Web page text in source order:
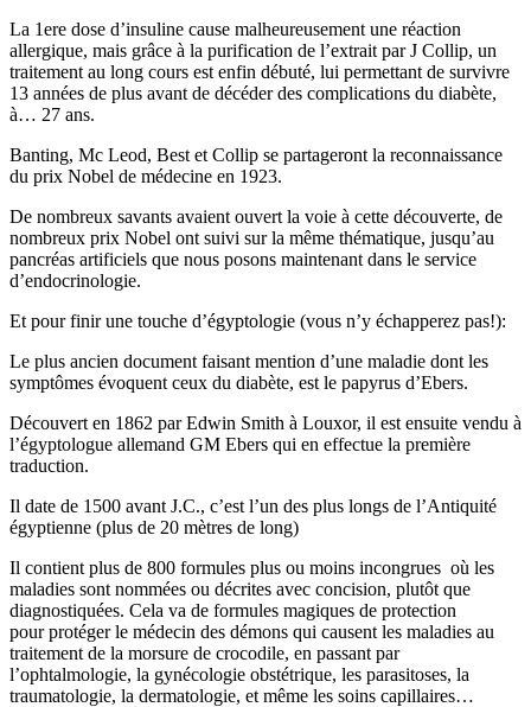
La 1ere dose d’insuline cause malheureusement une réaction
allergique, mais grâce à la purification de l’extrait par J Collip, un
traitement au long cours est enfin débuté, lui permettant de survivre
13 années de plus avant de décéder des complications du diabète,
à… 27 ans.
Banting, Mc Leod, Best et Collip se partageront la reconnaissance
du prix Nobel de médecine en 1923.
De nombreux savants avaient ouvert la voie à cette découverte, de
nombreux prix Nobel ont suivi sur la même thématique, jusqu’au
pancréas artificiels que nous posons maintenant dans le service
d’endocrinologie.
Et pour finir une touche d’égyptologie (vous n’y échapperez pas!):
Le plus ancien document faisant mention d’une maladie dont les
symptômes évoquent ceux du diabète, est le papyrus d’Ebers.
Découvert en 1862 par Edwin Smith à Louxor, il est ensuite vendu à
l’égyptologue allemand GM Ebers qui en effectue la première
traduction.
Il date de 1500 avant J.C., c’est l’un des plus longs de l’Antiquité
égyptienne (plus de 20 mètres de long)
Il contient plus de 800 formules plus ou moins incongrues où les
maladies sont nommées ou décrites avec concision, plutôt que
diagnostiquées. Cela va de formules magiques de protection
pour protéger le médecin des démons qui causent les maladies au
traitement de la morsure de crocodile, en passant par
l’ophtalmologie, la gynécologie obstétrique, les parasitoses, la
traumatologie, la dermatologie, et même les soins capillaires…